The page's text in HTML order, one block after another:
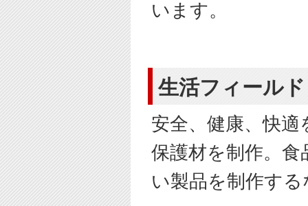
います。
生活フィールド
安全、健康、快
保護材を制作。
い製品を制作す